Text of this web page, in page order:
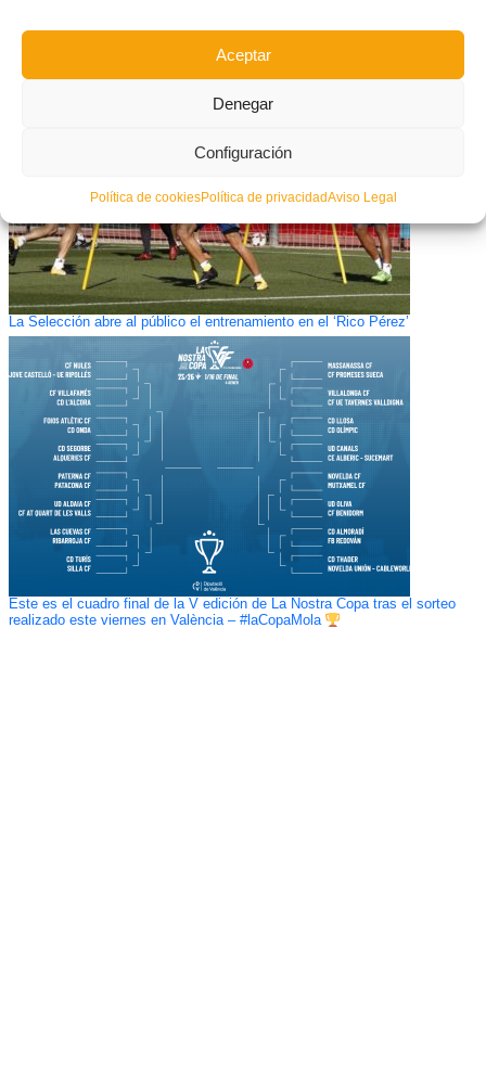
Aceptar
Denegar
Configuración
Política de cookiesPolítica de privacidadAviso Legal
de Uxó
La Selección abre al público el entrenamiento en el ‘Rico Pérez’
Este es el cuadro final de la V edición de La Nostra Copa tras el sorteo
realizado este viernes en València – #laCopaMola